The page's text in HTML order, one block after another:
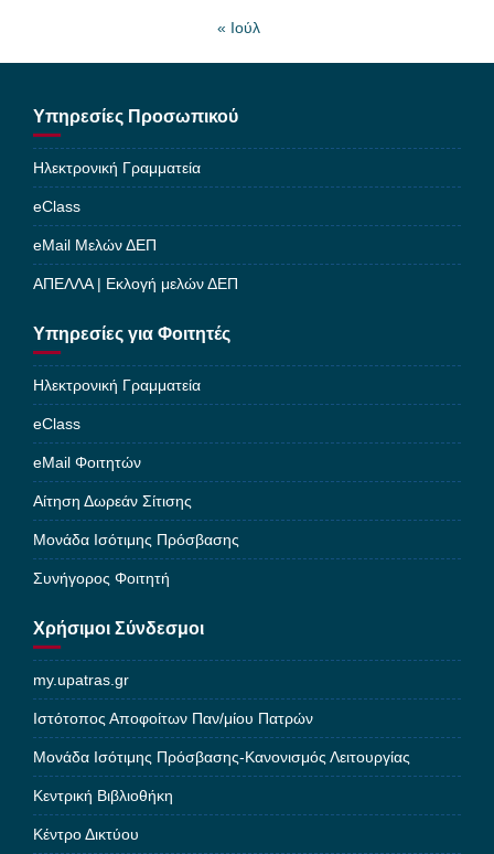
« Ιούλ
Υπηρεσίες Προσωπικού
Ηλεκτρονική Γραμματεία
eClass
eMail Μελών ΔΕΠ
ΑΠΕΛΛΑ | Εκλογή μελών ΔΕΠ
Υπηρεσίες για Φοιτητές
Ηλεκτρονική Γραμματεία
eClass
eMail Φοιτητών
Αίτηση Δωρεάν Σίτισης
Μονάδα Ισότιμης Πρόσβασης
Συνήγορος Φοιτητή
Χρήσιμοι Σύνδεσμοι
my.upatras.gr
Ιστότοπος Αποφοίτων Παν/μίου Πατρών
Μονάδα Ισότιμης Πρόσβασης-Κανονισμός Λειτουργίας
Κεντρική Βιβλιοθήκη
Κέντρο Δικτύου